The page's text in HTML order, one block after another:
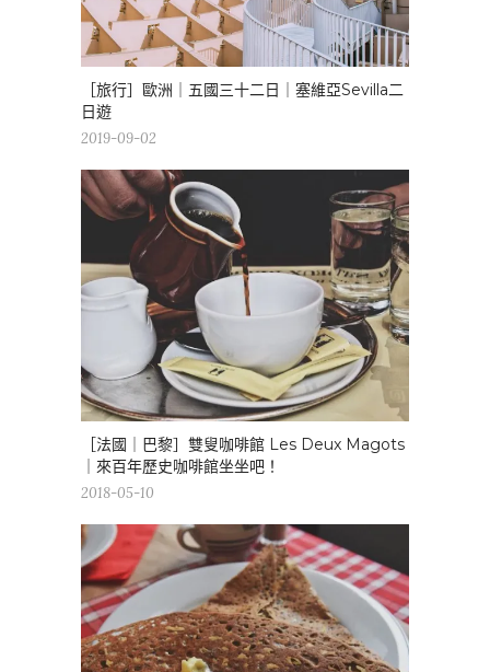
［旅行］歐洲｜五國三十二日｜塞維亞Sevilla二
日遊
2019-09-02
［法國｜巴黎］雙叟咖啡館 Les Deux Magots
｜來百年歷史咖啡館坐坐吧！
2018-05-10